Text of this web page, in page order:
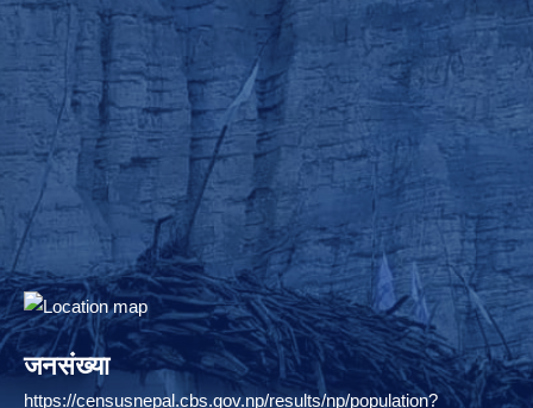
जनसंख्या
https://censusnepal.cbs.gov.np/results/np/population?